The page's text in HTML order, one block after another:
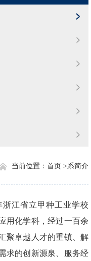
系简介
首页 >
当前位置：
浙江省立甲种工业学校
用化学科，经过一百余
聚卓越人才的重镇、解
求的创新源泉、服务经